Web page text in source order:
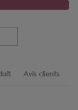
Avis clients